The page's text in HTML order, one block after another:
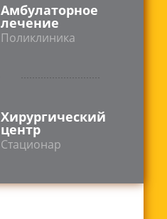
Амбулаторное
лечение
Поликлиника
Хирургический
центр
Стационар